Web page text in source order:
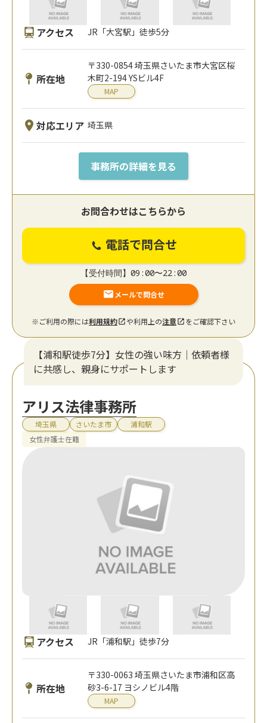
アクセス JR「大宮駅」徒歩5分
所在地
〒330-0854 埼玉県さいたま市大宮区桜
木町2-194 YSビル4F
MAP
対応エリア 埼玉県
事務所の詳細を見る
お問合わせはこちらから
電話で問合せ
【受付時間】09:00〜22:00
メールで問合せ
※ご利用の際には利用規約 や利用上の注意 をご確認下さい
【浦和駅徒歩7分】女性の強い味方｜依頼者様
に共感し、親身にサポートします
アリス法律事務所
埼玉県 さいたま市
浦和駅
女性弁護士在籍
アクセス JR「浦和駅」徒歩7分
所在地
〒330-0063 埼玉県さいたま市浦和区高
砂3-6-17 ヨシノビル4階
MAP